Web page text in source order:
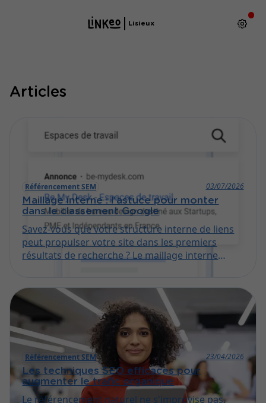
Lisieux
Articles
Référencement SEM
03/07/2026
Maillage interne : l'astuce pour monter
dans le classement Google
Savez-vous que votre structure interne de liens
peut propulser votre site dans les premiers
résultats de recherche ? Le maillage interne
Découvrez dans cet article comment exploiter ce
levier pour grimper dans la classification de
Google.
Référencement SEM
23/04/2026
Les techniques SEO efficaces pour
augmenter le trafic organique
Le référencement naturel ne s'improvise pas.